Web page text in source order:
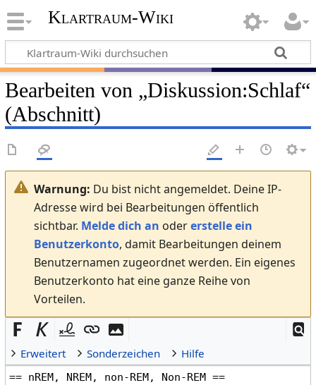
Klartraum-Wiki
Bearbeiten von „Diskussion:Schlaf“
(Abschnitt)
Warnung: Du bist nicht angemeldet. Deine IP-
Adresse wird bei Bearbeitungen öffentlich
sichtbar. Melde dich an odererstelle ein
Benutzerkonto, damit Bearbeitungen deinem
Benutzernamen zugeordnet werden. Ein eigenes
Benutzerkonto hat eine ganze Reihe von
Vorteilen.
Erweitert Sonderzeichen Hilfe